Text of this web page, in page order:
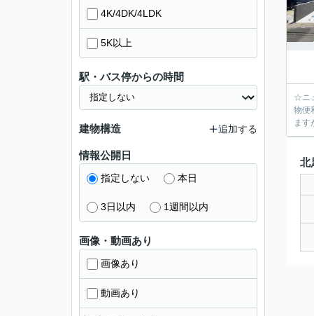
☆ニ
物便
ます
北
4K/4DK/4LDK
5K以上
駅・バス停からの時間
建物構造 追加する
情報公開日
指定しない 本日
3日以内 1週間以内
画像・動画あり
画像あり
動画あり